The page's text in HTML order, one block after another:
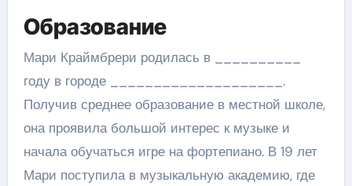
Образование
Мари Краймбрери родилась в __________
году в городе ____________________.
Получив среднее образование в местной школе,
она проявила большой интерес к музыке и
начала обучаться игре на фортепиано. В 19 лет
Мари поступила в музыкальную академию, где